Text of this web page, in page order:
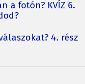
a fotón? KVÍZ 6.
4. rész